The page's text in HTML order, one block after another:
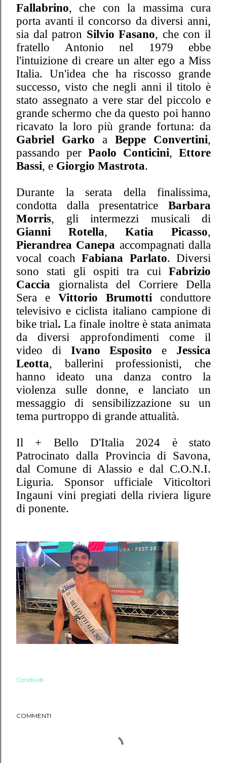
Fallabrino, che con la massima cura
porta avanti il concorso da diversi anni,
sia dal patron Silvio Fasano, che con il
fratello Antonio nel 1979 ebbe
l'intuizione di creare un alter ego a Miss
Italia. Un'idea che ha riscosso grande
successo, visto che negli anni il titolo è
stato assegnato a vere star del piccolo e
grande schermo che da questo poi hanno
ricavato la loro più grande fortuna: da
Gabriel Garko a Beppe Convertini,
passando per Paolo Conticini, Ettore
Bassi, e Giorgio Mastrota.
Durante la serata della finalissima,
condotta dalla presentatrice Barbara
Morris, gli intermezzi musicali di
Gianni Rotella, Katia Picasso,
Pierandrea Canepa accompagnati dalla
vocal coach Fabiana Parlato. Diversi
sono stati gli ospiti tra cui Fabrizio
Caccia giornalista del Corriere Della
Sera e Vittorio Brumotti conduttore
televisivo e ciclista italiano campione di
bike trial.La finale inoltre è stata animata
da diversi approfondimenti come il
video di Ivano Esposito e Jessica
Leotta, ballerini professionisti, che
hanno ideato una danza contro la
violenza sulle donne, e lanciato un
messaggio di sensibilizzazione su un
tema purtroppo di grande attualità.
Il + Bello D'Italia 2024 è stato
Patrocinato dalla Provincia di Savona,
dal Comune di Alassio e dal C.O.N.I.
Liguria. Sponsor ufficiale Viticoltori
Ingauni vini pregiati della riviera ligure
di ponente.
Condividi
COMMENTI